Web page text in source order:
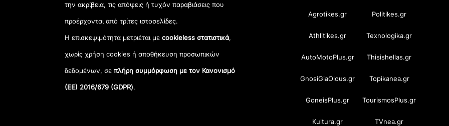
την ακρίβεια, τις απόψεις ή τυχόν παραβιάσεις που
προέρχονται από τρίτες ιστοσελίδες.
Η επισκεψιμότητα μετριέται μεcookieless στατιστικά,
χωρίς χρήση cookies ή αποθήκευση προσωπικών
δεδομένων, σεπλήρη συμμόρφωση με τον Κανονισμό
(ΕΕ) 2016/679 (GDPR).
Agrotikes.gr Politikes.gr
Athlitikes.gr Texnologika.gr
AutoMotoPlus.gr Thisishellas.gr
GnosiGiaOlous.gr Topikanea.gr
GoneisPlus.gr TourismosPlus.gr
Kultura.gr TVnea.gr